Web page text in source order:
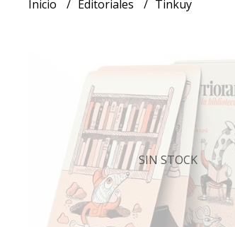
Inicio Editoriales Tinkuy
SIN STOCK